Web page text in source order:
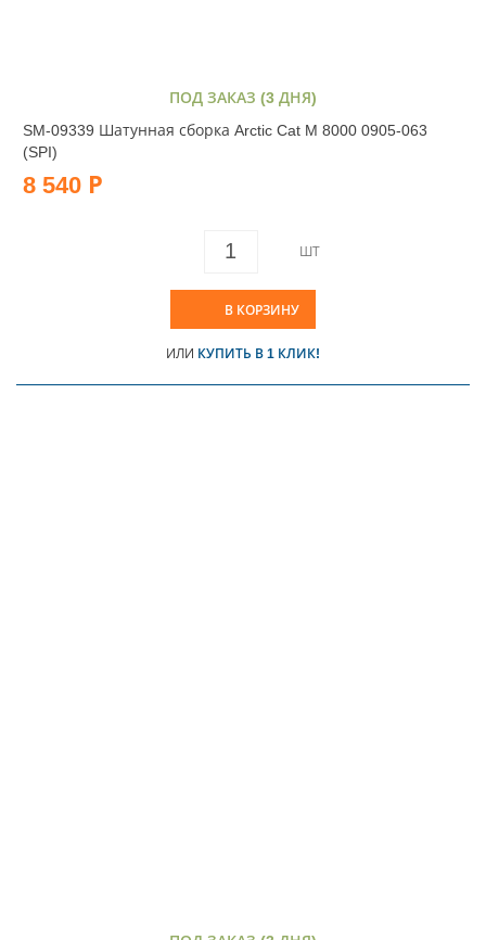
ПОД ЗАКАЗ (3 ДНЯ)
SM-09339 Шатунная сборка Arctic Cat M 8000 0905-063
(SPI)
8 540 Р
ШТ
В КОРЗИНУ
ИЛИ КУПИТЬ В 1 КЛИК!